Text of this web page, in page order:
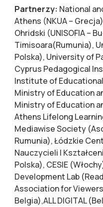
Partnerzy: National
Athens (NKUA –
Ohridski (UNISOFIA –
Timisoara(Rumunia),
Polska), University of
Cyprus Pedagogical
Institute of
Ministry of Education
Ministry of Education
Athens Lifelong
Mediawise Society
Rumunia), Łódzkie
Nauczycieli I
Polska), CESIE
Development Lab
Association for
Belgia),ALL DIGITAL